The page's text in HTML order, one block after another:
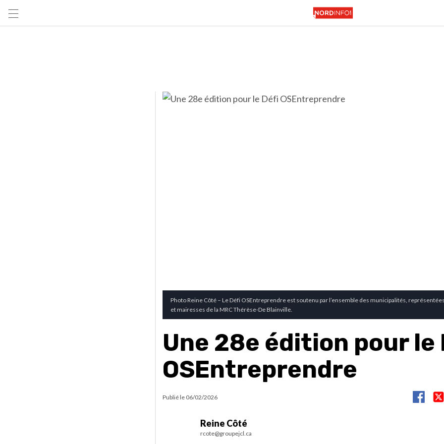
Photo Reine Côté – Le Défi OSEntreprendre est soutenu par l’ensemble des municipalités,
et mairesses de la MRC Thérèse-De Blainville.
Une 28e édition pour le
OSEntreprendre
Publié le 06/02/2026
Reine Côté
rcote@groupejcl.ca